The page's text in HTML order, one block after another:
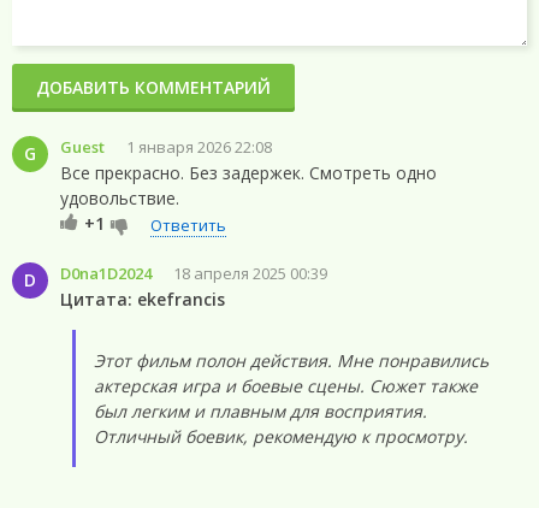
G Guest 1 января 2026 22:08
Все прекрасно. Без задержек. Смотреть одно
удовольствие.
+1
Ответить
D D0na1D2024 18 апреля 2025 00:39
Цитата: ekefrancis
Этот фильм полон действия. Мне понравились
актерская игра и боевые сцены. Сюжет также
был легким и плавным для восприятия.
Отличный боевик, рекомендую к просмотру.
ДОБАВИТЬ КОММЕНТАРИЙ